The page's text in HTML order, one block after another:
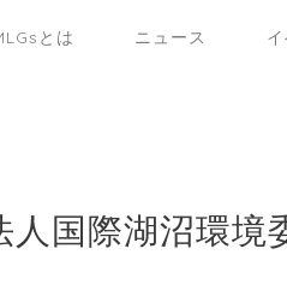
とは ニュース
国際湖沼環境